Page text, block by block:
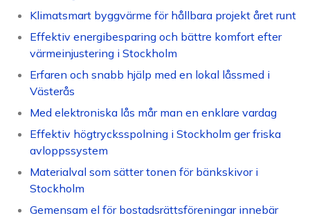
Klimatsmart byggvärme för hållbara projekt året runt
Effektiv energibesparing och bättre komfort efter
värmeinjustering i Stockholm
Erfaren och snabb hjälp med en lokal låssmed i
Västerås
Med elektroniska lås mår man en enklare vardag
Effektiv högtrycksspolning i Stockholm ger friska
avloppssystem
Materialval som sätter tonen för bänkskivor i
Stockholm
Gemensam el för bostadsrättsföreningar innebär